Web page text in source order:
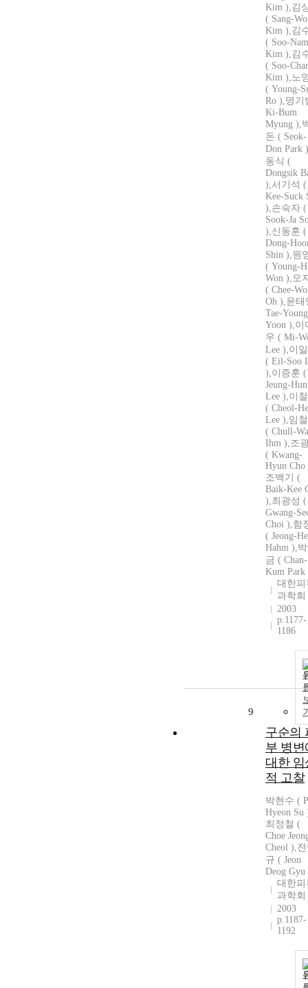
Kim ),김
( Sang-
Kim ),김
( Soo-Nam
Kim ),김
( Soo-
Kim ),노
( Young-
Ro ),명기
Ki-Bum
Myung ),
돈 ( Seok-
Don Park
동식 (
Dongsik
),서기석 (
Kee-Suck
),손숙자 (
Sook-Ja
),신동훈 (
Dong-
Shin ),원
( Young-
Won ),오
( Chee-
Oh ),윤태
Tae-Young
Yoon ),이
우 ( Mi-
Lee ),이
( Eil-Soo
),이증훈 (
Jeung-Hun
Lee ),이
( Cheol-
Lee ),임
( Chull-
Ihm ),조
( Kwang-
Hyun Cho
조백기 (
Baik-Kee
),최광성 (
Gwang-
Choi ),함
( Jeong-
Hahm ),
금 ( Chan-
Kum Park
대한피
과학회
2003
p.1177-
1186
9
구순의
부 병변
대한 임
적 고찰
박현수 (
Hyeon Su
최정철 (
Choe
Cheol ),
규 ( Jeon
Deog Gyu
대한피
과학회
2003
p.1187-
1192